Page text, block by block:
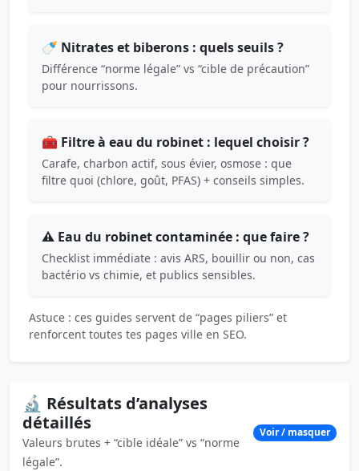
🍼 Nitrates et biberons : quels seuils ?
Différence “norme légale” vs “cible de précaution”
pour nourrissons.
🧰 Filtre à eau du robinet : lequel choisir ?
Carafe, charbon actif, sous évier, osmose : que
filtre quoi (chlore, goût, PFAS) + conseils simples.
⚠️ Eau du robinet contaminée : que faire ?
Checklist immédiate : avis ARS, bouillir ou non, cas
bactério vs chimie, et publics sensibles.
Astuce : ces guides servent de “pages piliers” et
renforcent toutes tes pages ville en SEO.
🔬 Résultats d’analyses
détaillés
Valeurs brutes + “cible idéale” vs “norme
légale”.
Voir / masquer